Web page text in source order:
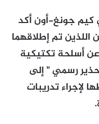
كيم جونغ-أون أكد
تم إطلاقهما
أسلحة تكتيكية
رسمي " إلى
لإجراء تدريبات